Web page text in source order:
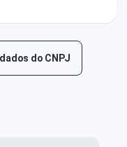
do CNPJ